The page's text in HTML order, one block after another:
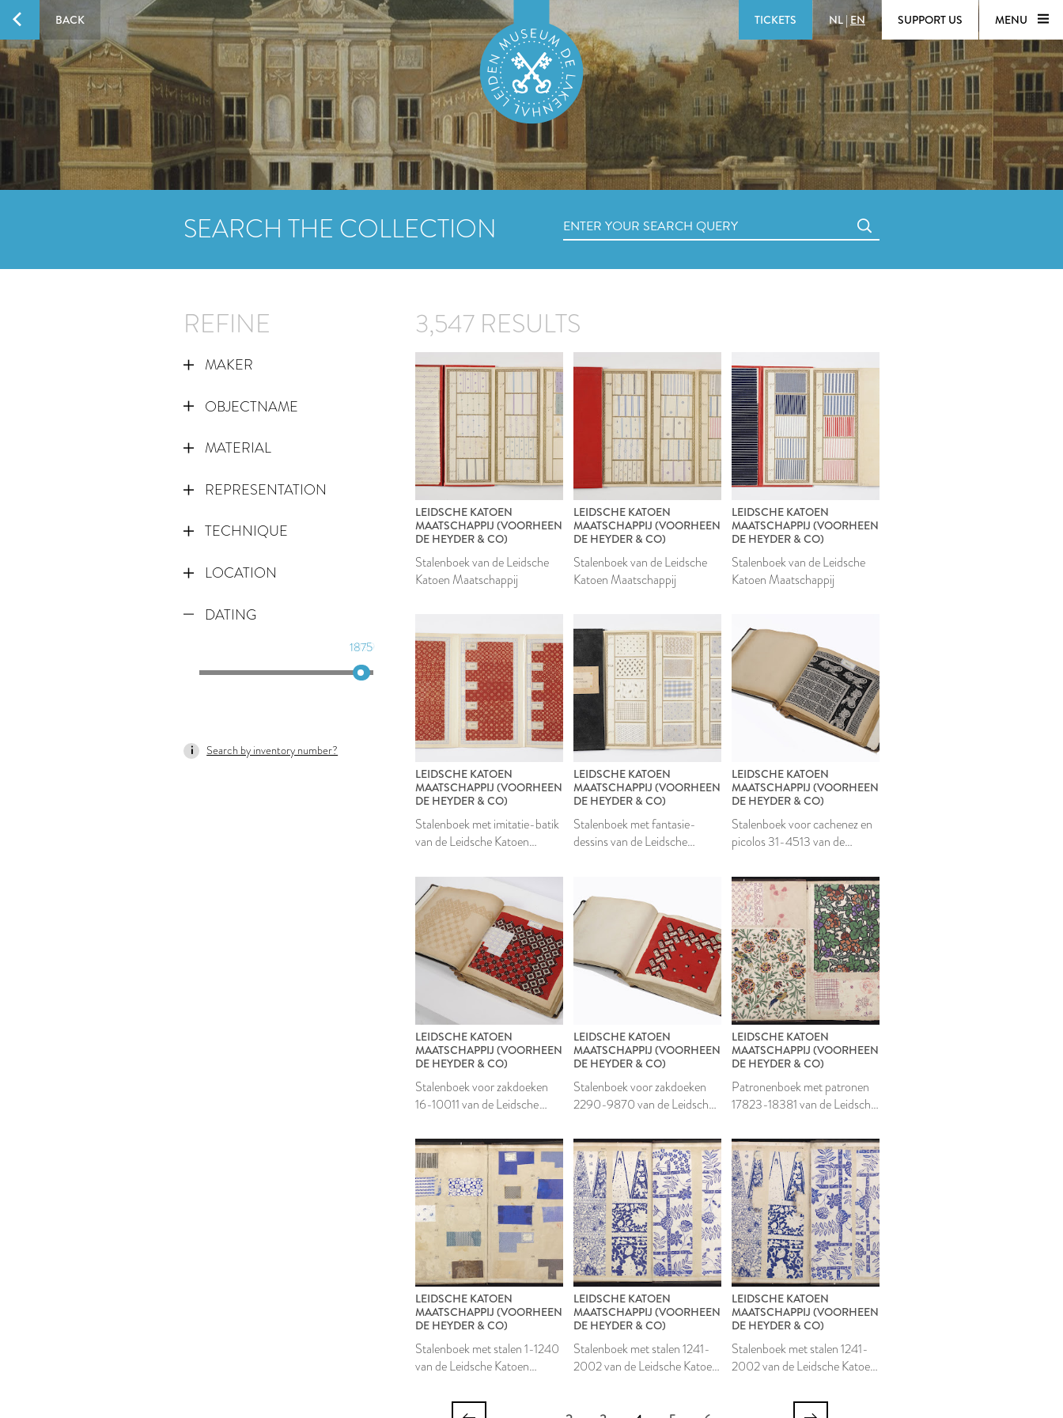
BACK TICKETS NL | EN SUPPORT US MENU
SEARCH THE COLLECTION
REFINE
MAKER
OBJECTNAME
MATERIAL
REPRESENTATION
TECHNIQUE
LOCATION
DATING
1875
1899
Search by inventory number?
3,547 RESULTS
LEIDSCHE KATOEN
MAATSCHAPPIJ (VOORHEEN
DE HEYDER & CO)
Stalenboek van de Leidsche
Katoen Maatschappij
LEIDSCHE KATOEN
MAATSCHAPPIJ (VOORHEEN
DE HEYDER & CO)
Stalenboek van de Leidsche
Katoen Maatschappij
LEIDSCHE KATOEN
MAATSCHAPPIJ (VOORHEEN
DE HEYDER & CO)
Stalenboek van de Leidsche
Katoen Maatschappij
LEIDSCHE KATOEN
MAATSCHAPPIJ (VOORHEEN
DE HEYDER & CO)
Stalenboek met imitatie-batik
van de Leidsche Katoen
LEIDSCHE KATOEN
MAATSCHAPPIJ (VOORHEEN
DE HEYDER & CO)
Stalenboek met fantasie-
dessins van de Leidsche
LEIDSCHE KATOEN
MAATSCHAPPIJ (VOORHEEN
DE HEYDER & CO)
Stalenboek voor cachenez en
picolos 31-4513 van de
Maatschappij
LEIDSCHE KATOEN
MAATSCHAPPIJ (VOORHEEN
DE HEYDER & CO)
Stalenboek voor zakdoeken
16-10011 van de Leidsche
LEIDSCHE KATOEN
MAATSCHAPPIJ (VOORHEEN
DE HEYDER & CO)
Stalenboek voor zakdoeken
2290-9870 van de Leidsche
LEIDSCHE KATOEN
MAATSCHAPPIJ (VOORHEEN
DE HEYDER & CO)
Patronenboek met patronen
17823-18381 van de Leidsche
LEIDSCHE KATOEN
MAATSCHAPPIJ (VOORHEEN
DE HEYDER & CO)
Stalenboek met stalen 1-1240
van de Leidsche Katoen
LEIDSCHE KATOEN
MAATSCHAPPIJ (VOORHEEN
DE HEYDER & CO)
Stalenboek met stalen 1241-
2002 van de Leidsche Katoen
LEIDSCHE KATOEN
MAATSCHAPPIJ (VOORHEEN
DE HEYDER & CO)
Stalenboek met stalen 1241-
2002 van de Leidsche Katoen